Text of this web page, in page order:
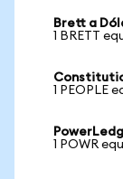
Brett a
1 BRETT
1 PEOPLE
1 POWR